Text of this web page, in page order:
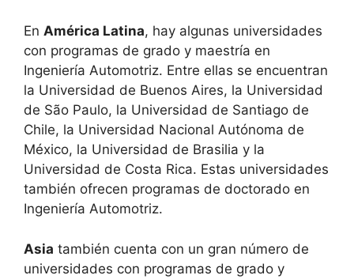
En América Latina, hay algunas universidades
con programas de grado y maestría en
Ingeniería Automotriz. Entre ellas se encuentran
la Universidad de Buenos Aires, la Universidad
de São Paulo, la Universidad de Santiago de
Chile, la Universidad Nacional Autónoma de
México, la Universidad de Brasilia y la
Universidad de Costa Rica. Estas universidades
también ofrecen programas de doctorado en
Ingeniería Automotriz.
Asia también cuenta con un gran número de
universidades con programas de grado y